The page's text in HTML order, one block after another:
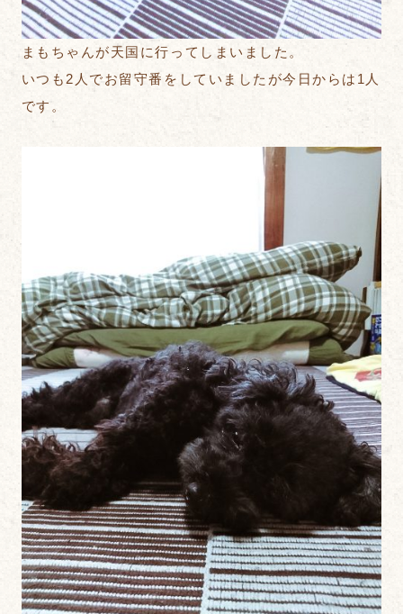
まもちゃんが天国に行ってしまいました。
いつも2人でお留守番をしていましたが今日からは1人
です。